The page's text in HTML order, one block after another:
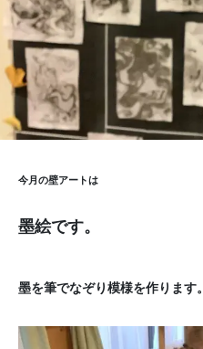
今月の壁アートは
墨絵です。
墨を筆でなぞり模様を作ります。